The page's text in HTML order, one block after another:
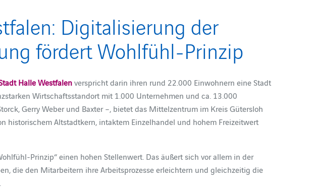
Digitalisierung der
fördert Wohlfühl-Prinzip
Halle Westfalenverspricht darin ihren rund 22.000 Einwohnern eine Stadt
Wirtschaftsstandort mit 1.000 Unternehmen und ca. 13.000
Gerry Weber und Baxter –, bietet das Mittelzentrum im Kreis Gütersloh
historischem Altstadtkern, intaktem Einzelhandel und hohem Freizeitwert
Prinzip“ einen hohen Stellenwert. Das äußert sich vor allem in der
die den Mitarbeitern ihre Arbeitsprozesse erleichtern und gleichzeitig die